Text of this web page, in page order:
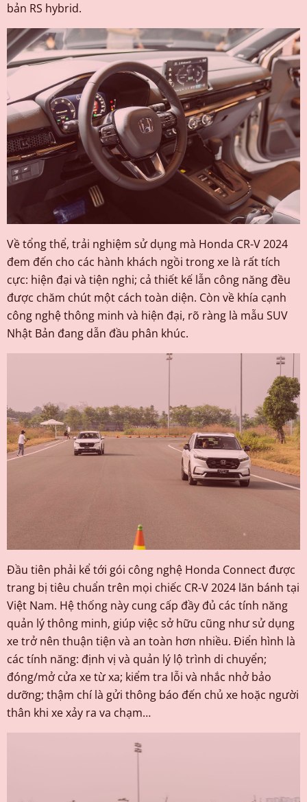
bản RS hybrid.
Về tổng thể, trải nghiệm sử dụng mà Honda CR-V 2024
đem đến cho các hành khách ngồi trong xe là rất tích
cực: hiện đại và tiện nghi; cả thiết kế lẫn công năng đều
được chăm chút một cách toàn diện. Còn về khía cạnh
công nghệ thông minh và hiện đại, rõ ràng là mẫu SUV
Nhật Bản đang dẫn đầu phân khúc.
Đầu tiên phải kể tới gói công nghệ Honda Connect được
trang bị tiêu chuẩn trên mọi chiếc CR-V 2024 lăn bánh tại
Việt Nam. Hệ thống này cung cấp đầy đủ các tính năng
quản lý thông minh, giúp việc sở hữu cũng như sử dụng
xe trở nên thuận tiện và an toàn hơn nhiều. Điển hình là
các tính năng: định vị và quản lý lộ trình di chuyển;
đóng/mở cửa xe từ xa; kiểm tra lỗi và nhắc nhở bảo
dưỡng; thậm chí là gửi thông báo đến chủ xe hoặc người
thân khi xe xảy ra va chạm…